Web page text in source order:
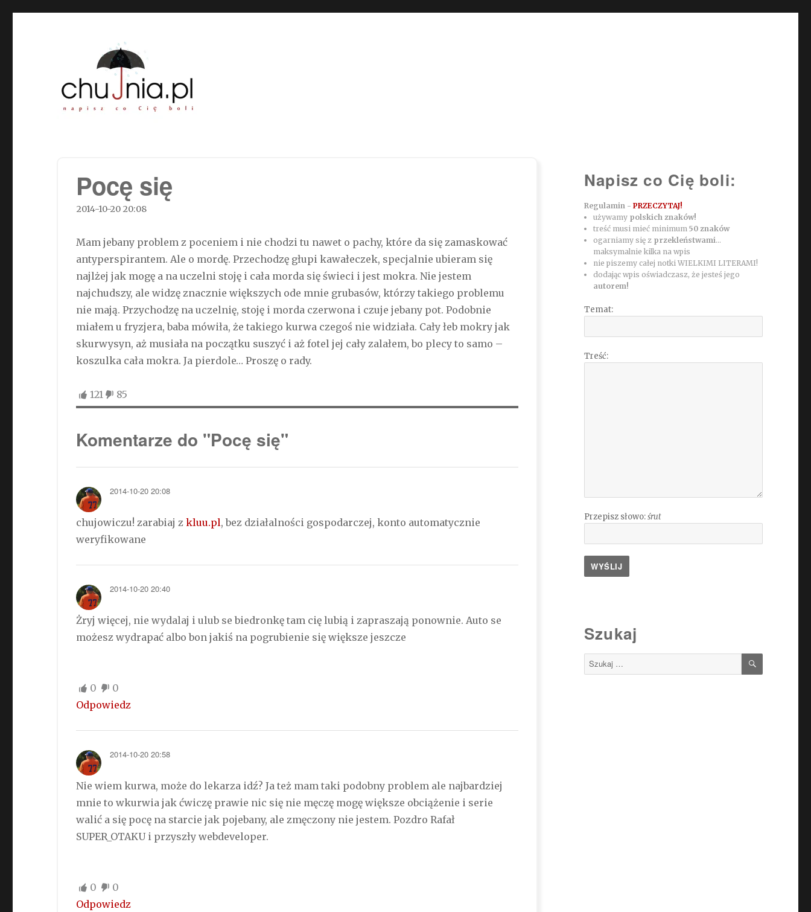
Pocę się
2014-10-20 20:08
Mam jebany problem z poceniem i nie chodzi tu nawet o pachy, które da się zamaskować
antyperspirantem. Ale o mordę. Przechodzę głupi kawałeczek, specjalnie ubieram się
najlżej jak mogę a na uczelni stoję i cała morda się świeci i jest mokra. Nie jestem
najchudszy, ale widzę znacznie większych ode mnie grubasów, którzy takiego problemu
nie mają. Przychodzę na uczelnię, stoję i morda czerwona i czuje jebany pot. Podobnie
miałem u fryzjera, baba mówiła, że takiego kurwa czegoś nie widziała. Cały łeb mokry jak
skurwysyn, aż musiała na początku suszyć i aż fotel jej cały zalałem, bo plecy to samo –
koszulka cała mokra. Ja pierdole… Proszę o rady.
121 85
Komentarze do "Pocę się"
2014-10-20 20:08
chujowiczu! zarabiaj zkluu.pl, bez działalności gospodarczej, konto automatycznie
weryfikowane
2014-10-20 20:40
Żryj więcej, nie wydalaj i ulub se biedronkę tam cię lubią i zapraszają ponownie. Auto se
możesz wydrapać albo bon jakiś na pogrubienie się większe jeszcze
0
0
Odpowiedz
2014-10-20 20:58
Nie wiem kurwa, może do lekarza idź? Ja też mam taki podobny problem ale najbardziej
mnie to wkurwia jak ćwiczę prawie nic się nie męczę mogę większe obciążenie i serie
walić a się pocę na starcie jak pojebany, ale zmęczony nie jestem. Pozdro Rafał
SUPER_OTAKU i przyszły webdeveloper.
0
0
Odpowiedz
Napisz co Cię boli:
Regulamin - PRZECZYTAJ!
używamy polskich znaków!
treść musi mieć minimum 50 znaków
ogarniamy się z przekleństwami...
maksymalnie kilka na wpis
nie piszemy całej notki WIELKIMI LITERAMI!
dodając wpis oświadczasz, że jesteś jego
autorem!
Temat:
Treść:
Przepisz słowo:śrut
Szukaj
Szukaj: SZUKAJ